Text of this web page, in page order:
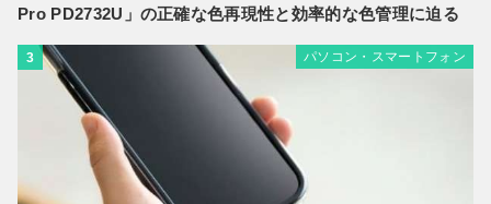
Pro PD2732U」の正確な色再現性と効率的な色管理に迫る
3 パソコン・スマートフォン